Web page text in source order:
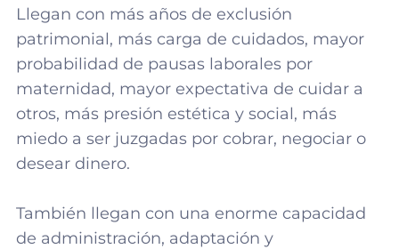
Llegan con más años de exclusión
patrimonial, más carga de cuidados, mayor
probabilidad de pausas laborales por
maternidad, mayor expectativa de cuidar a
otros, más presión estética y social, más
miedo a ser juzgadas por cobrar, negociar o
desear dinero.
También llegan con una enorme capacidad
de administración, adaptación y